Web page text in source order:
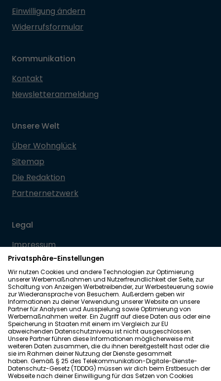
Einwilligung ändern
Widerrufsformular
Kommunikation
Kontakt
Newsletteranmeldung
Unsere Welt
Über Wohnglück
Sitemap
Die Redaktion
Partnernetzwerk
Legal
Impressum
Datenschutz
Allgemeine Geschäftsbedingungen
Barrierefreiheit